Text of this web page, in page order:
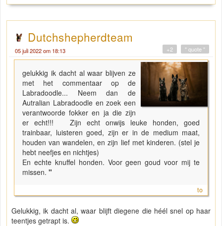
Dutchshepherdteam
05 juli 2022 om 18:13 " quote "
+2
gelukkig ik dacht al waar blijven ze
met het commentaar op de
Labradoodle... Neem dan de
Autralian Labradoodle en zoek een
verantwoorde fokker en ja die zijn
er echt!!! Zijn echt onwijs leuke honden, goed
trainbaar, luisteren goed, zijn er in de medium maat,
houden van wandelen, en zijn lief met kinderen. (stel je
hebt neefjes en nichtjes)
En echte knuffel honden. Voor geen goud voor mij te
missen. "
to
Gelukkig, ik dacht al, waar blijft diegene die héél snel op haar
teentjes getrapt is.